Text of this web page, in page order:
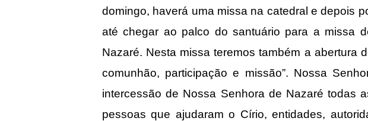
domingo, haverá uma missa na catedral e depois
até chegar ao palco do santuário para a missa
Nazaré. Nesta missa teremos também a abertura
comunhão, participação e missão”. Nossa
intercessão de Nossa Senhora de Nazaré todas
pessoas que ajudaram o Círio, entidades,